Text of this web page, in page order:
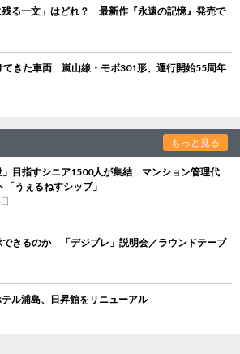
る一文」はどれ？ 最新作『永遠の記憶』発売で
てきた車両 嵐山線・モボ301形、運行開始55周年
もっと見る
」目指すシニア1500人が集結 マンション管理代
「うぇるねすシップ」
きるのか 「デジブレ」説明会／ラウンドテーブ
ル浦島、日昇館をリニューアル